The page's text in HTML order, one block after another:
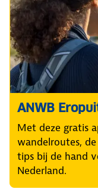
ANWB
Met deze gratis
wandelroutes,
tips bij de hand
Nederland.